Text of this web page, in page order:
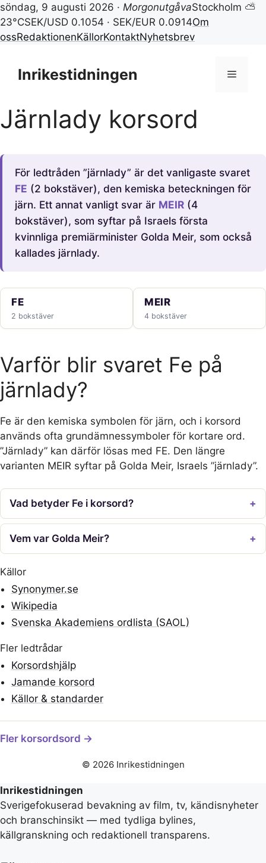
söndag, 9 augusti 2026 · MorgonutgåvaStockholm ⛅
23°CSEK/USD 0.1054 · SEK/EUR 0.0914Om
ossRedaktionenKällorKontaktNyhetsbrev
innehållInrikestidningen Meny
Järnlady korsord
För ledtråden ”järnlady” är det vanligaste svaret
FE (2 bokstäver), den kemiska beteckningen för
järn. Ett annat vanligt svar är MEIR(4
bokstäver), som syftar på Israels första
kvinnliga premiärminister Golda Meir, som också
kallades järnlady.
FE
2 bokstäver
MEIR
4 bokstäver
Varför blir svaret Fe på
järnlady?
Fe är den kemiska symbolen för järn, och i korsord
används ofta grundämnessymboler för kortare ord.
”Järnlady” kan därför lösas med FE. Den längre
varianten MEIR syftar på Golda Meir, Israels ”järnlady”.
Vad betyder Fe i korsord?
Vem var Golda Meir?
Källor
Synonymer.se
Wikipedia
Svenska Akademiens ordlista (SAOL)
Fler ledtrådar
Korsordshjälp
Jamande korsord
Källor & standarder
Fler korsordsord →
© 2026 Inrikestidningen
Inrikestidningen
Sverigefokuserad bevakning av film, tv, kändisnyheter
och branschinsikt — med tydliga bylines,
källgranskning och redaktionell transparens.